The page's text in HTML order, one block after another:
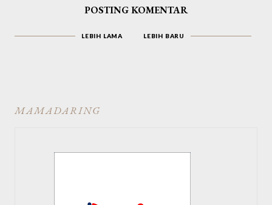
POSTING KOMENTAR
LEBIH LAMA LEBIH BARU
MAMADARING